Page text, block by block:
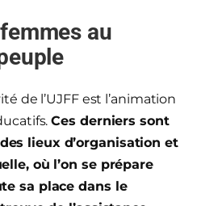
au
de l’UJFF est l’animation
Ces dernierssont
lieux d’organisation et
où l’on se prépare
sa place dans le